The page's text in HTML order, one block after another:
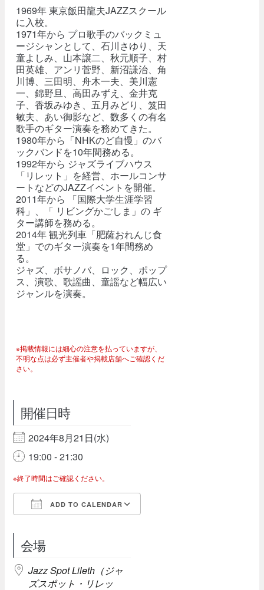
1969年 東京飯田龍夫JAZZスクール
に入校。
1971年から プロ歌手のバックミュ
ージシャンとして、石川さゆり、天
童よしみ、山本譲二、秋元順子、村
田英雄、アンリ菅野、新沼謙治、角
川博、三田明、舟木一夫、美川憲
一、錦野旦、高田みずえ、金井克
子、香坂みゆき、五月みどり、笈田
敏夫、あい御影など、数多くの有名
歌手のギター演奏を務めてきた。
1980年から「NHKのど自慢」のバ
ックバンドを10年間務める。
1992年から ジャズライブハウス
「リレット」を経営、ホールコンサ
ートなどのJAZZイベントを開催。
2011年から 「国際大学生涯学習
科」、「 リビングかごしま」の ギ
ター講師を務める。
2014年 観光列車「肥薩おれんじ食
堂」でのギター演奏を1年間務め
る。
ジャズ、ボサノバ、ロック、ポップ
ス、演歌、歌謡曲、童謡など幅広い
ジャンルを演奏。
※掲載情報には細心の注意を払っていますが、
不明な点は必ず主催者や掲載店舗へご確認くだ
さい。
開催日時
2024年8月21日(水)
19:00 - 21:30
※終了時間はご確認ください。
ADD TO CALENDAR
会場
Jazz Spot Lileth（ジャ
ズスポット・リレッ